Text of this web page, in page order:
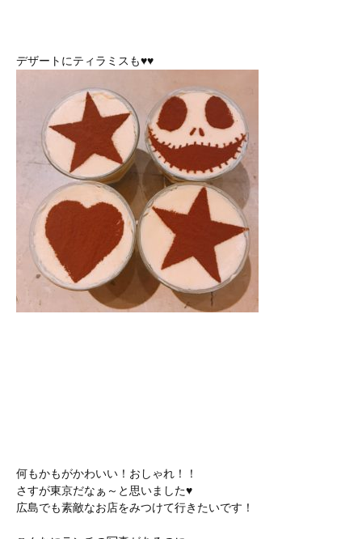
デザートにティラミスも♥♥
何もかもがかわいい！おしゃれ！！
さすが東京だなぁ～と思いました♥
広島でも素敵なお店をみつけて行きたいです！